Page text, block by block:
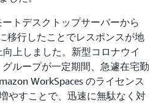
ートデスクトップサーバーから
移行したことでレスポンスが地
上しました。新型コロナウイ
ループが一定期間、急遽在宅勤
WorkSpaces のライセンス
やすことで、迅速に無駄なく対